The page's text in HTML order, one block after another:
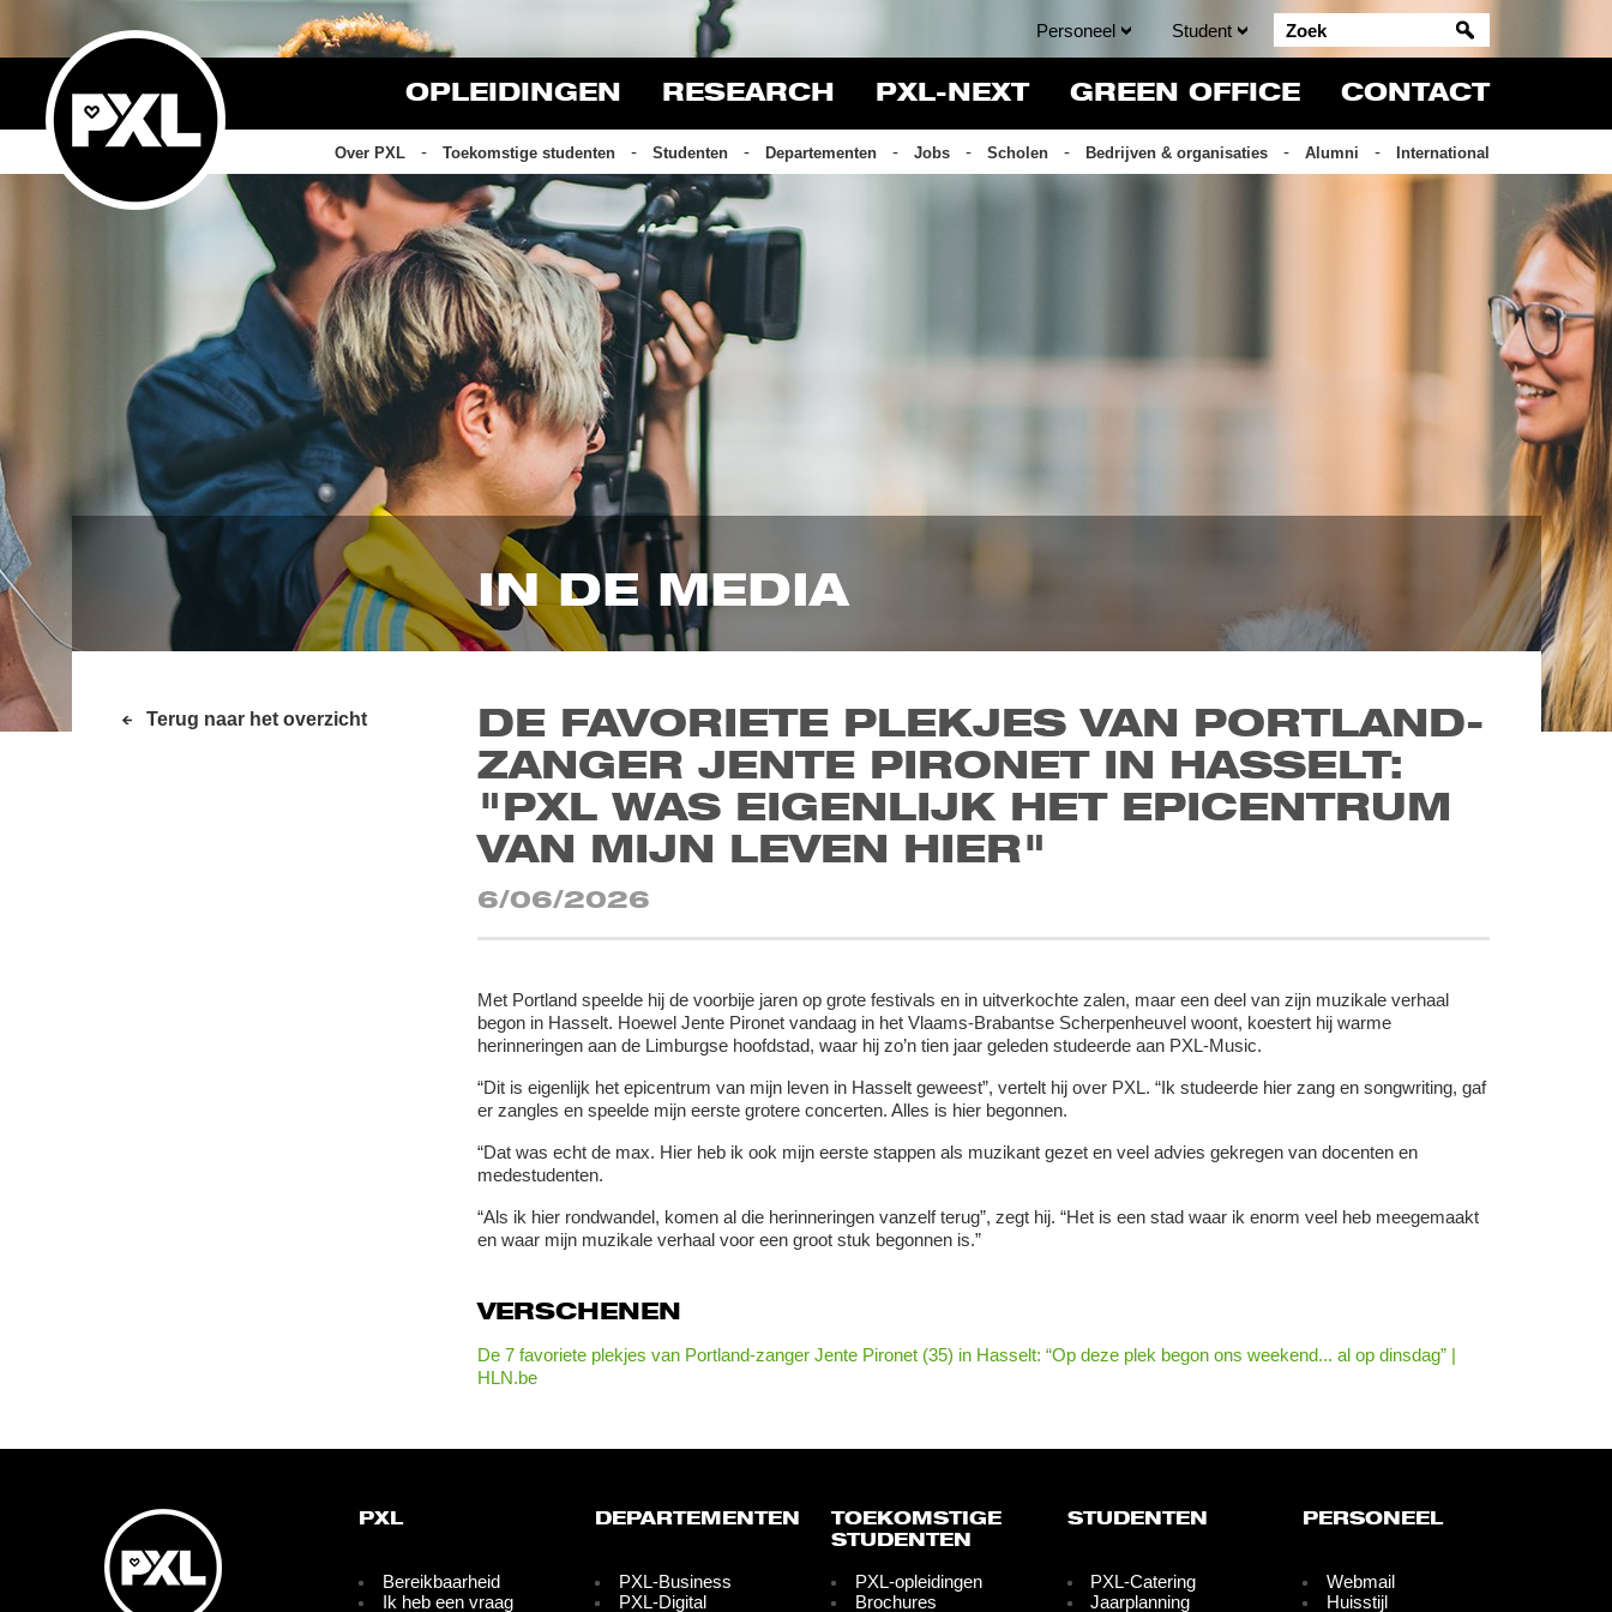
Personeel Student
OPLEIDINGEN RESEARCH PXL-NEXT GREEN OFFICE CONTACT
Over PXL Toekomstige studenten Studenten Departementen Jobs Scholen Bedrijven & organisaties Alumni International
IN DE MEDIA
Terug naar het overzicht
DE FAVORIETE PLEKJES VAN PORTLAND-
ZANGER JENTE PIRONET IN HASSELT:
"PXL WAS EIGENLIJK HET EPICENTRUM
VAN MIJN LEVEN HIER"
6/06/2026
Met Portland speelde hij de voorbije jaren op grote festivals en in uitverkochte zalen, maar een deel van zijn muzikale verhaal
begon in Hasselt. Hoewel Jente Pironet vandaag in het Vlaams-Brabantse Scherpenheuvel woont, koestert hij warme
herinneringen aan de Limburgse hoofdstad, waar hij zo’n tien jaar geleden studeerde aan PXL-Music.
“Dit is eigenlijk het epicentrum van mijn leven in Hasselt geweest”, vertelt hij over PXL. “Ik studeerde hier zang en songwriting, gaf
er zangles en speelde mijn eerste grotere concerten. Alles is hier begonnen.
“Dat was echt de max. Hier heb ik ook mijn eerste stappen als muzikant gezet en veel advies gekregen van docenten en
medestudenten.
“Als ik hier rondwandel, komen al die herinneringen vanzelf terug”, zegt hij. “Het is een stad waar ik enorm veel heb meegemaakt
en waar mijn muzikale verhaal voor een groot stuk begonnen is.”
VERSCHENEN
De 7 favoriete plekjes van Portland-zanger Jente Pironet (35) in Hasselt: “Op deze plek begon ons weekend... al op dinsdag” |
HLN.be
PXL
Bereikbaarheid
Ik heb een vraag
DEPARTEMENTEN
PXL-Business
PXL-Digital
TOEKOMSTIGE
STUDENTEN
PXL-opleidingen
Brochures
STUDENTEN
PXL-Catering
Jaarplanning
PERSONEEL
Webmail
Huisstijl